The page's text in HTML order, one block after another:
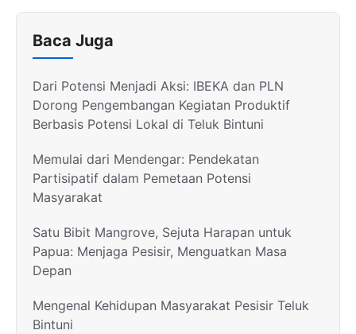
Baca Juga
Dari Potensi Menjadi Aksi: IBEKA dan PLN
Dorong Pengembangan Kegiatan Produktif
Berbasis Potensi Lokal di Teluk Bintuni
Memulai dari Mendengar: Pendekatan
Partisipatif dalam Pemetaan Potensi
Masyarakat
Satu Bibit Mangrove, Sejuta Harapan untuk
Papua: Menjaga Pesisir, Menguatkan Masa
Depan
Mengenal Kehidupan Masyarakat Pesisir Teluk
Bintuni